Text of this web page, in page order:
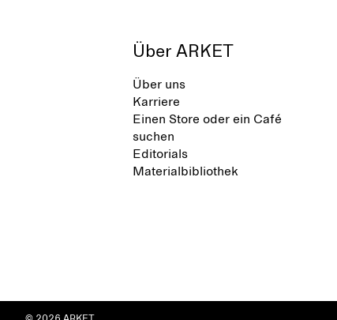
Über ARKET
Über uns
Karriere
Einen Store oder ein Café
suchen
Editorials
Materialbibliothek